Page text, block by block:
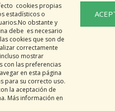
cookies propias
estadísticos o
obstante y
debe es necesario
cookies que son de
correctamente
mostrar
con las preferencias
en esta página
para su correcto uso.
la aceptación de
Más información en